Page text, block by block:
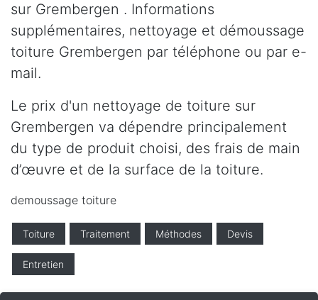
sur Grembergen . Informations
supplémentaires, nettoyage et démoussage
toiture Grembergen par téléphone ou par e-
mail.
Le prix d'un nettoyage de toiture sur
Grembergen va dépendre principalement
du type de produit choisi, des frais de main
d’œuvre et de la surface de la toiture.
demoussage toiture
Toiture Traitement Méthodes Devis
Entretien